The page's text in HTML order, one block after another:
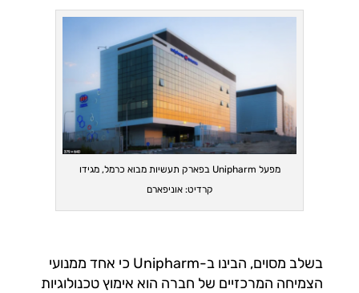
מפעל Unipharm בפארק תעשיות מבוא כרמל, מגידו
קרדיט: אוניפארם
בשלב מסוים, הבינו ב-Unipharm כי אחד ממנועי
הצמיחה המרכזיים של חברה הוא אימוץ טכנולוגיות